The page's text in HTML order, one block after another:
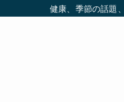
健康、季節の話題